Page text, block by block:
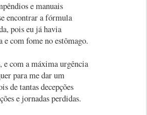
e manuais
encontrar a fórmula
pois eu já havia
e com fome no estômago.
e com a máxima urgência
para me dar um
de tantas decepções
e jornadas perdidas.